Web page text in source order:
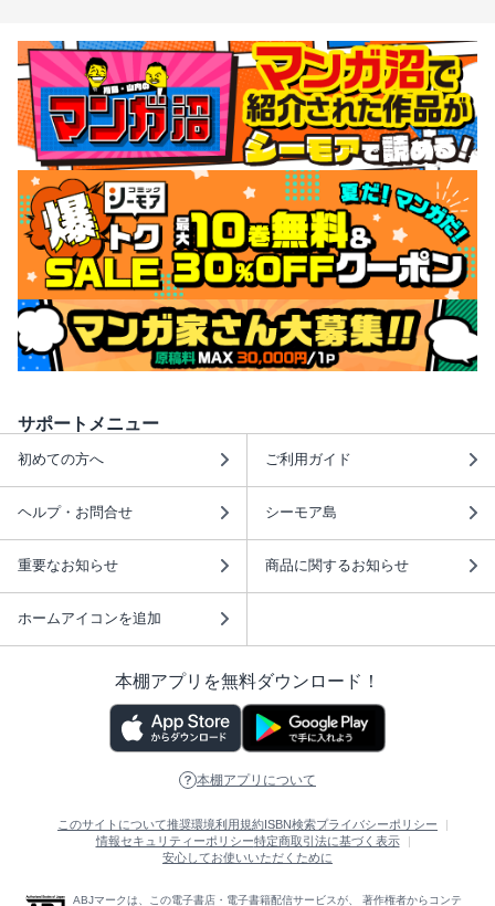
サポートメニュー
初めての方へ ご利用ガイド
ヘルプ・お問合せ シーモア島
重要なお知らせ 商品に関するお知らせ
ホームアイコンを追加
本棚アプリを無料ダウンロード！
本棚アプリについて
このサイトについて推奨環境利用規約 ISBN検索プライバシーポリシー
情報セキュリティーポリシー特定商取引法に基づく表示
安心してお使いいただくために
ABJマークは、この電子書店・電子書籍配信サービスが、 著作権者からコンテ